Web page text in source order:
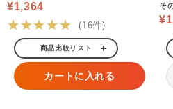
¥1,364
★★★★★ (16件)
商品比較リスト
カートに入れる
そ